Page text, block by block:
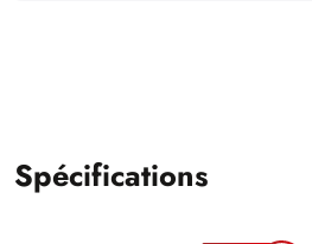
Spécifications